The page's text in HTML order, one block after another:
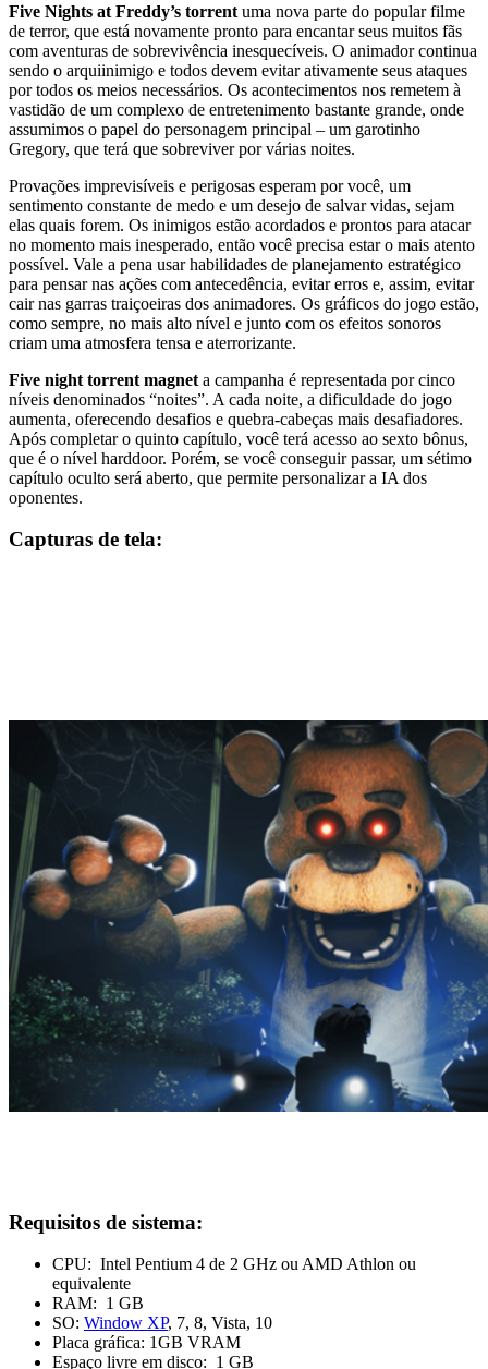
Five Nights at Freddy’s torrent uma nova parte do popular filme
de terror, que está novamente pronto para encantar seus muitos fãs
com aventuras de sobrevivência inesquecíveis. O animador continua
sendo o arquiinimigo e todos devem evitar ativamente seus ataques
por todos os meios necessários. Os acontecimentos nos remetem à
vastidão de um complexo de entretenimento bastante grande, onde
assumimos o papel do personagem principal – um garotinho
Gregory, que terá que sobreviver por várias noites.
Provações imprevisíveis e perigosas esperam por você, um
sentimento constante de medo e um desejo de salvar vidas, sejam
elas quais forem. Os inimigos estão acordados e prontos para atacar
no momento mais inesperado, então você precisa estar o mais atento
possível. Vale a pena usar habilidades de planejamento estratégico
para pensar nas ações com antecedência, evitar erros e, assim, evitar
cair nas garras traiçoeiras dos animadores. Os gráficos do jogo estão,
como sempre, no mais alto nível e junto com os efeitos sonoros
criam uma atmosfera tensa e aterrorizante.
Five night torrent magnet a campanha é representada por cinco
níveis denominados “noites”. A cada noite, a dificuldade do jogo
aumenta, oferecendo desafios e quebra-cabeças mais desafiadores.
Após completar o quinto capítulo, você terá acesso ao sexto bônus,
que é o nível harddoor. Porém, se você conseguir passar, um sétimo
capítulo oculto será aberto, que permite personalizar a IA dos
oponentes.
Capturas de tela:
Requisitos de sistema:
CPU: Intel Pentium 4 de 2 GHz ou AMD Athlon ou
equivalente
RAM: 1 GB
SO: Window XP, 7, 8, Vista, 10
Placa gráfica: 1GB VRAM
Espaço livre em disco: 1 GB